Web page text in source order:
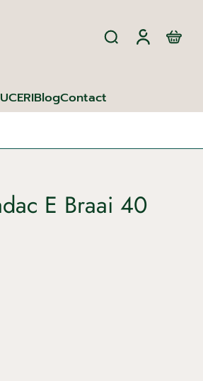
BlogContact
E Braai 40